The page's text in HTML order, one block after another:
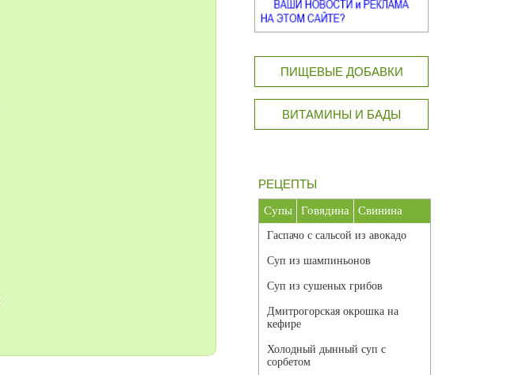
ПИЩЕВЫЕ ДОБАВКИ
ВИТАМИНЫ И БАДЫ
РЕЦЕПТЫ
Супы Говядина Свинина
Гаспачо с сальсой из авокадо
Суп из шампиньонов
Суп из сушеных грибов
Дмитрогорская окрошка на
кефире
Холодный дынный суп с
сорбетом